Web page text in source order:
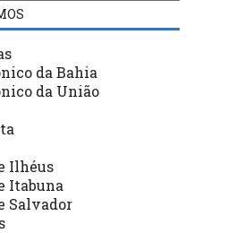
da Bahia
da União
Ilhéus
Itabuna
Salvador